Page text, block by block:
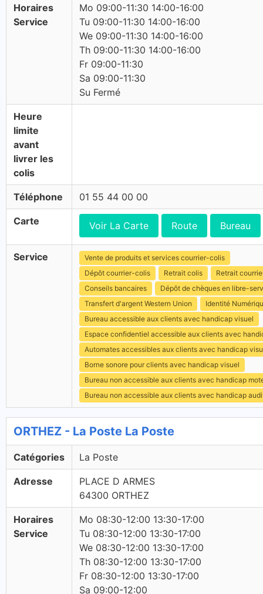
Horaires
Service
Mo 09:00-11:30 14:00-16:00
Tu 09:00-11:30 14:00-16:00
We 09:00-11:30 14:00-16:00
Th 09:00-11:30 14:00-16:00
Fr 09:00-11:30
Sa 09:00-11:30
Su Fermé
Heure
limite
avant
livrer les
colis
Téléphone 01 55 44 00 00
Carte Voir La Carte Route Bureau
Service
Vente de produits et services courrier-colis
Dépôt courrier-colis
Retrait colis
Retrait
Conseils bancaires
Dépôt de chèques en libre-
Transfert d'argent Western Union
Identité
Bureau accessible aux clients avec handicap visuel
Espace confidentiel accessible aux clients avec
Automates accessibles aux clients avec handicap
Borne sonore pour clients avec handicap visuel
Bureau non accessible aux clients avec handicap
Bureau non accessible aux clients avec handicap
ORTHEZ - La Poste La Poste
Catégories La Poste
Adresse
PLACE D ARMES
64300 ORTHEZ
Horaires
Service
Mo 08:30-12:00 13:30-17:00
Tu 08:30-12:00 13:30-17:00
We 08:30-12:00 13:30-17:00
Th 08:30-12:00 13:30-17:00
Fr 08:30-12:00 13:30-17:00
Sa 09:00-12:00